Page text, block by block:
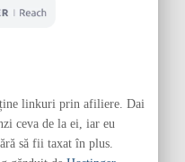
linkuri prin afiliere. Dai
ceva de la ei, iar eu
să fii taxat în plus.